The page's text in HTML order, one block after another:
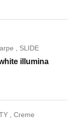
SLIDE
illumina
,Creme